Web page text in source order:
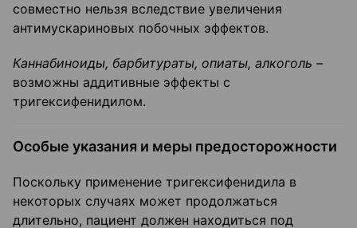
совместно нельзя вследствие увеличения
антимускариновых побочных эффектов.
Каннабиноиды, барбитураты, опиаты, алкоголь –
возможны аддитивные эффекты с
тригексифенидилом.
Особые указания и меры предосторожности
Поскольку применение тригексифенидила в
некоторых случаях может продолжаться
длительно, пациент должен находиться под